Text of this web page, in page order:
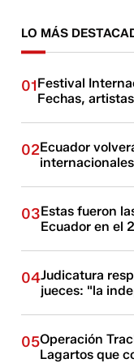
LO MÁS
01Festival
Fechas,
02Ecuador
03Estas fueron
Ecuador en el
04Judicatura
jueces: "la
05Operación
Lagartos que